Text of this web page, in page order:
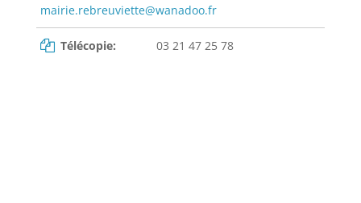
mairie.rebreuviette@wanadoo.fr
Télécopie: 03 21 47 25 78